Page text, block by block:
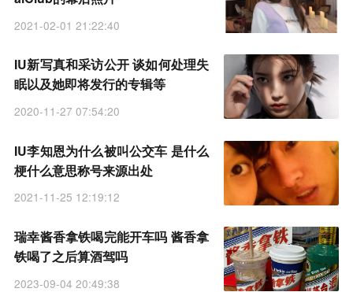
2021-02-01 21:22:40
IU新写真和采访公开 谈如何处理失
眠以及她即将发行的专辑等
2020-11-27 07:54:20
IU李知恩为什么被叫公交车 是什么
梗什么意思称号来源出处
2021-11-25 12:19:12
瑞幸酱香拿铁喝完能开车吗 酱香拿
铁喝了之后算酒驾吗
2023-09-04 20:49:38